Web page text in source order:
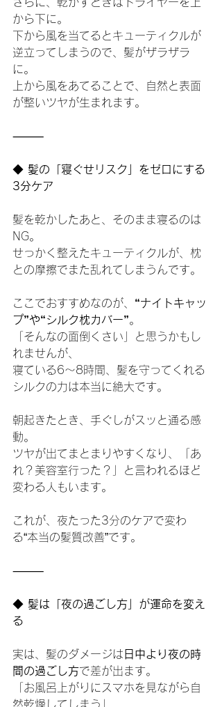
から下に。
下から風を当てるとキューティクルが
逆立ってしまうので、髪がザラザラ
に。
上から風をあてることで、自然と表面
が整いツヤが生まれます。
⸻
◆ 髪の「寝ぐせリスク」をゼロにする
3分ケア
髪を乾かしたあと、そのまま寝るのは
NG。
せっかく整えたキューティクルが、枕
との摩擦でまた乱れてしまうんです。
ここでおすすめなのが、 “ナイトキャッ
プ”や“シルク枕カバー”。
「そんなの面倒くさい」と思うかもし
れませんが、
寝ている6〜8時間、髪を守ってくれる
シルクの力は本当に絶大です。
朝起きたとき、手ぐしがスッと通る感
動。
ツヤが出てまとまりやすくなり、「あ
れ？美容室行った？」と言われるほど
変わる人もいます。
これが、夜たった3分のケアで変わ
る“本当の髪質改善”です。
⸻
◆ 髪は「夜の過ごし方」が運命を変え
る
実は、髪のダメージは 日中より夜の時
間の過ごし方で差が出ます。
「お風呂上がりにスマホを見ながら自
然乾燥してしまう」